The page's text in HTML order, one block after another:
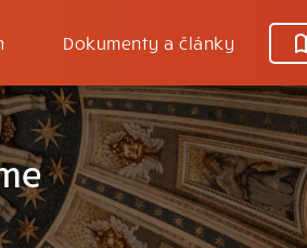
Dokumenty a články